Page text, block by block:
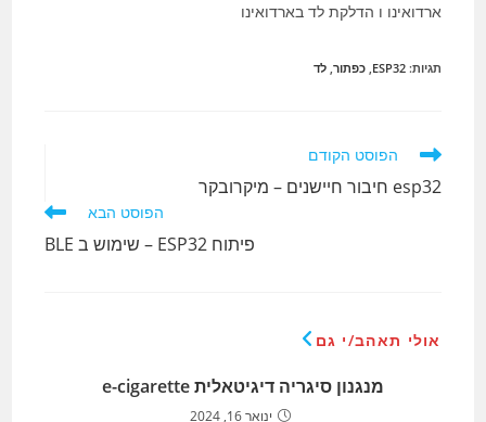
ארדואינו ו הדלקת לד בארדואינו
תגיות:
ESP32
, כפתור, לד
לקרוא
נוספים
הפוסט הקודם
esp32 חיבור חיישנים – מיקרובקר
הפוסט הבא
פיתוח ESP32 – שימוש ב BLE
אולי תאהב/י גם
מנגנון סיגריה דיגיטאלית e-cigarette
ינואר 16, 2024